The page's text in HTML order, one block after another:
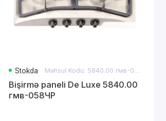
Stokda Məhsul Kodu: 5840.00 гмв-058ЧР
Bişirmə paneli De Luxe 5840.00
гмв-058ЧР